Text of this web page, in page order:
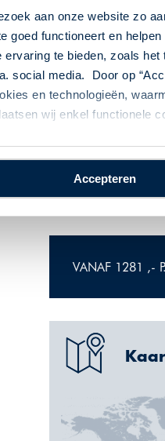
aan onze website zo
goed functioneert en helpen
te bieden, zoals het
social media. Door op
en technologieën,
wij enkel functionele
Accepteren
De stad
Laax en
Een
mogelijk
Een reis
Incl. hiking
VANAF 1281 ,-